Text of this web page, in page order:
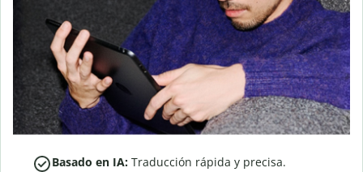
Basado en IA: Traducción rápida y precisa.